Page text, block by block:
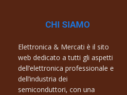
CHI SIAMO
Elettronica & Mercati è il sito
web dedicato a tutti gli aspetti
dell’elettronica professionale e
dell’industria dei
semiconduttori, con una